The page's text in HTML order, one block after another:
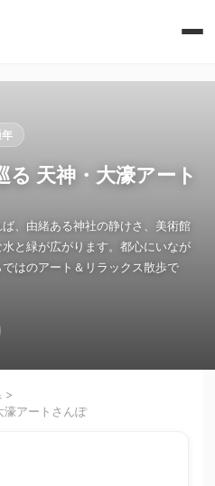
天神・大濠アート
、由緒ある神社の静けさ、美術館
と緑が広がります。都心にいなが
はのアート＆リラックス散歩で
>
濠アートさんぽ